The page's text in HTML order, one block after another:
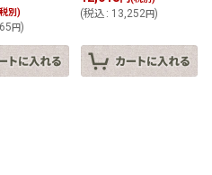
別)
円)
(税込 : 13,252円)